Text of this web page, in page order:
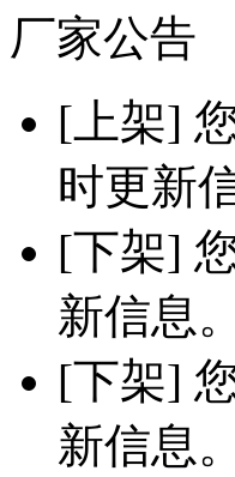
厂家公告
[上架]
时更新
[下架]
新信息。
[下架]
新信息。